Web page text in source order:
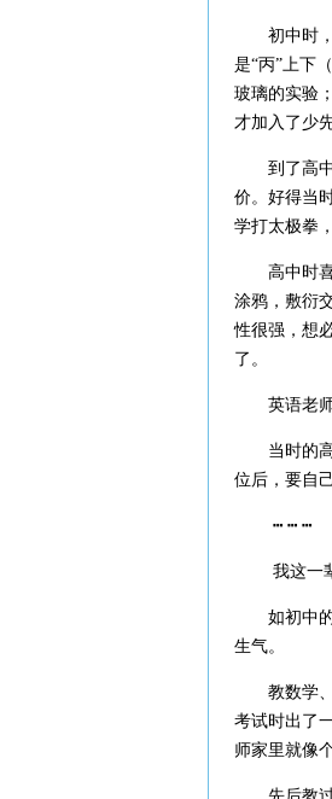
初中时，
是“丙”上下
玻璃的实验
才加入了少
到了高中
价。好得当
学打太极拳
高中时喜
涂鸦，敷衍
性很强，想
了。
英语老师
当时的高
位后，要自
┅ ┅ ┅
我这一辈
如初中的
生气。
教数学、
考试时出了
师家里就像